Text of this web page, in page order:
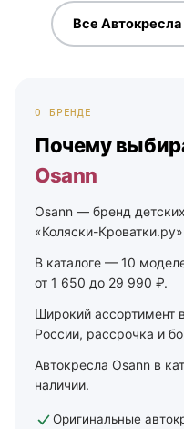
Все
О БРЕНДЕ
Почему
Osann
Osann — бренд
«Коляски-
В каталоге — 10
от 1 650 до 29 990 ₽.
Широкий ассортимент
России, рассрочка и
Автокресла Osann в
наличии.
Оригинальные